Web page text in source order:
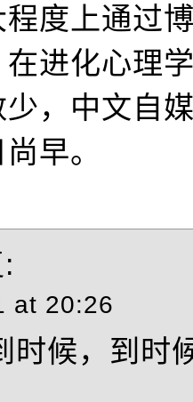
度上通过
进化心理
，中文自
早。
at 20:26
时候，到时